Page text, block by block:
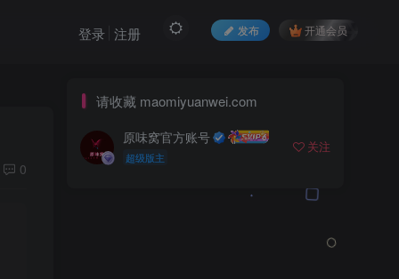
发布 开通会员
登录 注册
0
请收藏 maomiyuanwei.com
原味窝官方账号
超级版主
关注